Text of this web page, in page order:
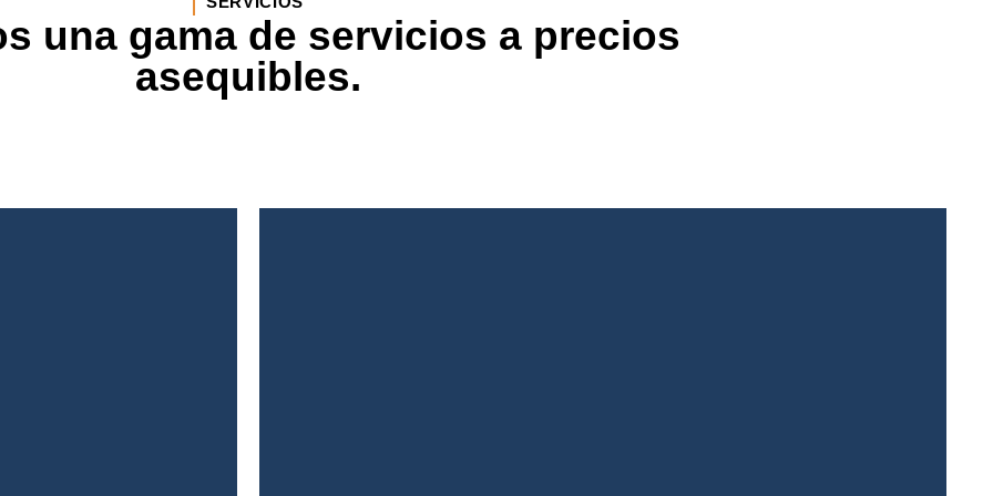
una gama de servicios a precios
asequibles.